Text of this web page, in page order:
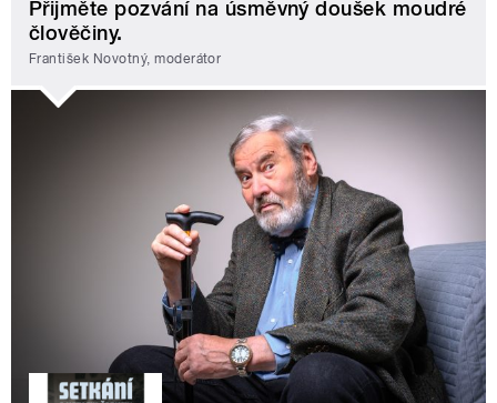
Přijměte pozvání na úsměvný doušek moudré
člověčiny.
František Novotný, moderátor